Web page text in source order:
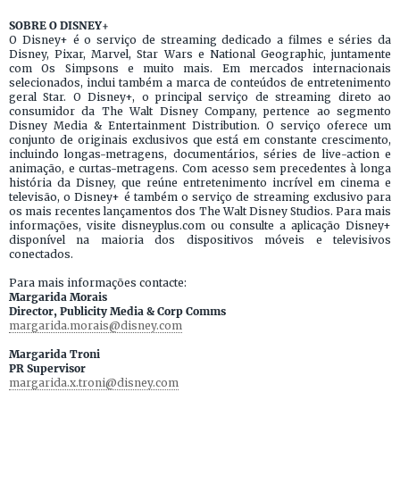
SOBRE O DISNEY+
O Disney+ é o serviço de streaming dedicado a filmes e séries da
Disney, Pixar, Marvel, Star Wars e National Geographic, juntamente
com Os Simpsons e muito mais. Em mercados internacionais
selecionados, inclui também a marca de conteúdos de entretenimento
geral Star. O Disney+, o principal serviço de streaming direto ao
consumidor da The Walt Disney Company, pertence ao segmento
Disney Media & Entertainment Distribution. O serviço oferece um
conjunto de originais exclusivos que está em constante crescimento,
incluindo longas-metragens, documentários, séries de live-action e
animação, e curtas-metragens. Com acesso sem precedentes à longa
história da Disney, que reúne entretenimento incrível em cinema e
televisão, o Disney+ é também o serviço de streaming exclusivo para
os mais recentes lançamentos dos The Walt Disney Studios. Para mais
informações, visite disneyplus.com ou consulte a aplicação Disney+
disponível na maioria dos dispositivos móveis e televisivos
conectados.
Para mais informações contacte:
Margarida Morais
Director, Publicity Media & Corp Comms
margarida.morais@disney.com
Margarida Troni
PR Supervisor
margarida.x.troni@disney.com